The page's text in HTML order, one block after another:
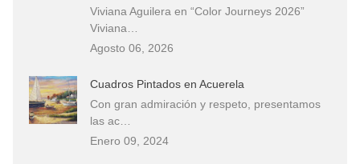
Viviana Aguilera en “Color Journeys 2026”
Viviana…
Agosto 06, 2026
Cuadros Pintados en Acuerela
Con gran admiración y respeto, presentamos
las ac…
Enero 09, 2024